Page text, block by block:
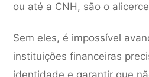
ou até a CNH, são o
Sem eles, é impossível
instituições financeiras